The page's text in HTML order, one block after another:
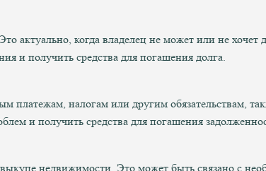
актуально, когда владелец не может или не
и получить средства для погашения долга.
платежам, налогам или другим
и получить средства для погашения
недвижимости. Это может быть связано с